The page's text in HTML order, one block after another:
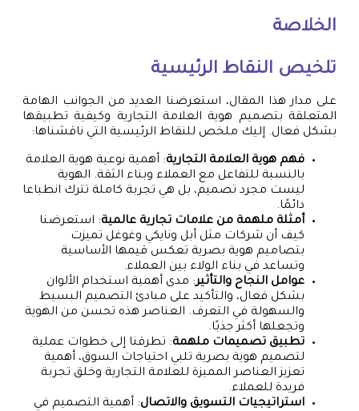
الخلاصة
تلخيص النقاط الرئيسية
على مدار هذا المقال، استعرضنا العديد من الجوانب الهامة
المتعلقة بتصميم هوية العلامة التجارية وكيفية تطبيقها
بشكل فعال. إليك ملخص للنقاط الرئيسية التي ناقشناها:
فهم هوية العلامة التجارية: أهمية نوعية هوية العلامة
بالنسبة للتفاعل مع العملاء وبناء الثقة. الهوية
ليست مجرد تصميم، بل هي تجربة كاملة تترك انطباعا
دائمًا.
أمثلة ملهمة من علامات تجارية عالمية: استعرضنا
كيف أن شركات مثل أبل ونايكي وغوغل تميزت
بتصاميم هوية بصرية تعكس قيمها الأساسية
وتساعد في بناء الولاء بين العملاء.
عوامل النجاح والتأثير: مدى أهمية استخدام الألوان
بشكل فعال، والتأكيد على مبادئ التصميم البسيط
والسهولة في التعرف. العناصر هذه تحسن من الهوية
وتجعلها أكثر جذبًا.
تطبيق تصميمات ملهمة: تطرقنا إلى خطوات عملية
لتصميم هوية بصرية تلبي احتياجات السوق، أهمية
تعزيز العناصر المميزة للعلامة التجارية وخلق تجربة
فريدة للعملاء.
استراتيجيات التسويق والاتصال: أهمية التصميم في